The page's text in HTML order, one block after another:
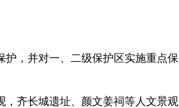
，并对一、二级保护区实施重点保
齐长城遗址、颜文姜祠等人文景观